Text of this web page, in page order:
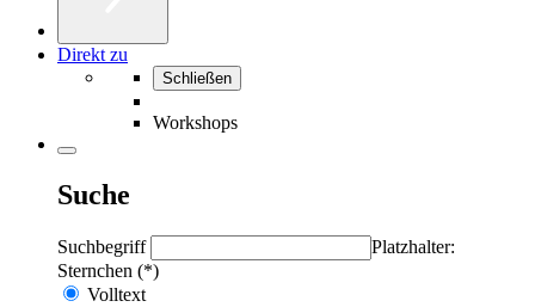
Direkt zu
Schließen
Workshops
Suche
Suchbegriff
Platzhalter:
Sternchen (*)
Volltext